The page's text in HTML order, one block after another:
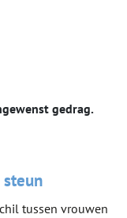
gedrag.
tussen vrouwen